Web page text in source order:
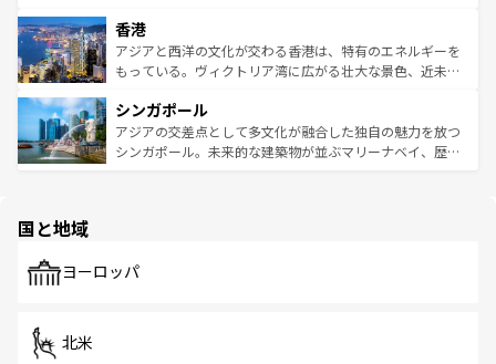
とつ。フォーやバインミー、ベトナムコーヒーなどは、ぜ
ひ現地で味わいたい。どの地域を訪れてもあたたかい人々
が旅行者を迎えてくれるので、きっと忘れられない旅にな
参照してほしい。
の活気が交差している。北部ではチェンマイなどの山岳地
帯で自然と触れ合い、南部ではプーケットやクラビの美し
いビーチでリゾート気分を楽しむことができる。タイ料理
激する。気候は一年中温暖で、どの季節にも異なる楽しみ
が待っている。親しみやすいタイの人々、仏教を中心とし
た文化、そして多様な観光資源が、訪れる旅人を魅了し続
香港
アジアと西洋の文化が交わる香港は、特有のエネルギーを
もっている。ヴィクトリア湾に広がる壮大な景色、近未来
み、どこを訪れても感動するはず。観光スポットが密集し
ており、効率よく見どころを回れるのも魅力。息をのむよ
うな絶景から文化的な体験まで、香港を存分に楽しみ尽く
シンガポール
アジアの交差点として多文化が融合した独自の魅力を放つ
シンガポール。未来的な建築物が並ぶマリーナベイ、歴史
で、ホーカーズは地元の風情を楽しめる外せないスポット
国と地域
ヨーロッパ
北米